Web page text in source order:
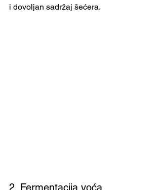
i dovoljan sadržaj šećera.
2. Fermentacija voća